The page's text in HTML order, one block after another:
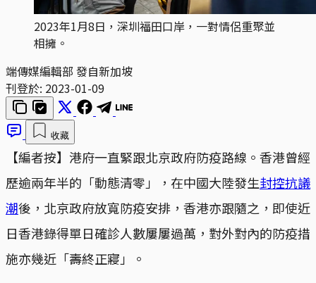
2023年1月8日，深圳福田口岸，一對情侶重聚並
相擁。
端傳媒編輯部 發自新加坡
刊登於: 2023-01-09
收藏
【編者按】港府一直緊跟北京政府防疫路線。香港曾經
歷逾兩年半的「動態清零」，在中國大陸發生封控抗議
潮後，北京政府放寬防疫安排，香港亦跟隨之，即使近
日香港錄得單日確診人數屢屢過萬，對外對內的防疫措
施亦幾近「壽終正寢」。